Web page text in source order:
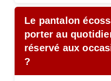
Le pantalon
porter au
réservé aux
?